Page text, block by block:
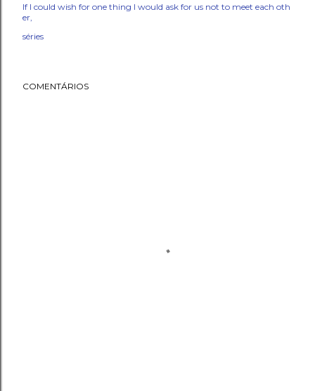
If I could wish for one thing I would ask for us not to meet each oth
er
séries
COMENTÁRIOS